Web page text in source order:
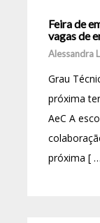
Feira de
vagas de
Alessandra
Grau
próxima
AeC A
próxima [